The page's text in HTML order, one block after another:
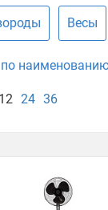
Весы
по
12 24 36